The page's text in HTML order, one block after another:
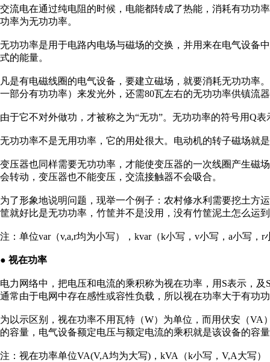
交流电在通过纯电阻的时候，电能都转成了热能，消耗有功功
功率为无功功率。
无功功率是用于电路内电场与磁场的交换，并用来在电气设备
式的能量。
凡是有电磁线圈的电气设备，要建立磁场，就要消耗无功功率
一部分有功功率）来发光外，还需80瓦左右的无功功率供镇流
由于它不对外做功，才被称之为“无功”。无功功率的符号用Q
无功功率不是无用功率，它的用处很大。电动机的转子磁场就
变压器也同样需要无功功率，才能使变压器的一次线圈产生磁
会转动，变压器也不能变压，交流接触器不会吸合。
为了形象地说明问题，现举一个例子：农村修水利需要挖土方
筐就好比是无功功率，竹筐并不是没用，没有竹筐泥土怎么运
注：单位var（v,a,r均为小写），kvar（k小写，v小写，a小写，r
● 视在功率
电力网络中，把电压和电流的乘积称为视在功率，用S表示，
通常由于电网中存在感性或容性负载，所以视在功率大于有功
为以示区别，视在功率不用瓦特（W）为单位，而用伏安（
的容量，电气设备额定电压与额定电流的乘积就是该设备的容
注：视在功率单位VA(V,A均为大写)，kVA（k小写，V,A大写）